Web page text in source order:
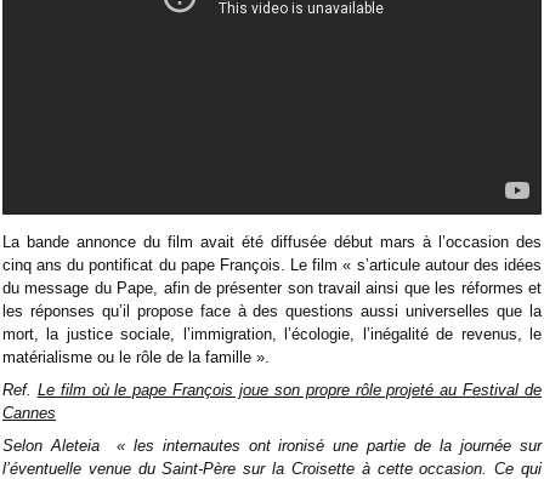
La bande annonce du film avait été diffusée début mars à l’occasion des
cinq ans du pontificat du pape François. Le film « s’articule autour des idées
du message du Pape, afin de présenter son travail ainsi que les réformes et
les réponses qu’il propose face à des questions aussi universelles que la
mort, la justice sociale, l’immigration, l’écologie, l’inégalité de revenus, le
matérialisme ou le rôle de la famille ».
Ref. Le film où le pape François joue son propre rôle projeté au Festival de
Cannes
Selon Aleteia « les internautes ont ironisé une partie de la journée sur
l’éventuelle venue du Saint-Père sur la Croisette à cette occasion. Ce qui